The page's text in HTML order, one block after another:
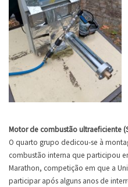
Motor de combustão ultraeficiente
O quarto grupo dedicou-se à
combustão interna que participou
Marathon, competição em que a
participar após alguns anos de